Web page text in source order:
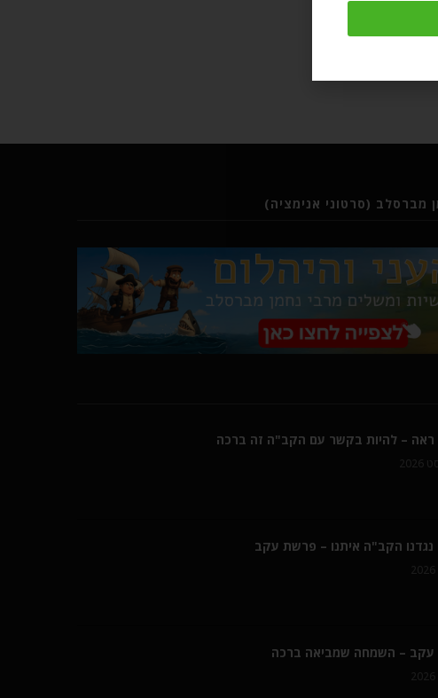
מברסלב (סרטוני אנימציה)
– להיות בקשר עם הקב"ה זה ברכה
נגדנו הקב"ה איתנו – פרשת עקב
– השמחה שמביאה ברכה